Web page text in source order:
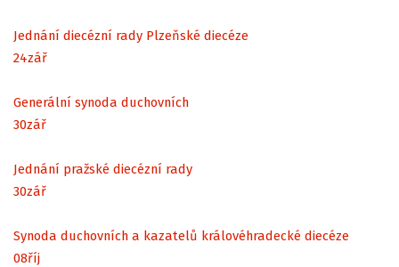
Jednání diecézní rady Plzeňské diecéze
24zář
Generální synoda duchovních
30zář
Jednání pražské diecézní rady
30zář
Synoda duchovních a kazatelů královéhradecké diecéze
08říj